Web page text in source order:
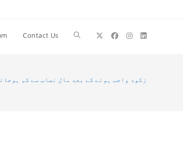
Contact Us Toggle
زکوۃ واجب ہونے کے بعد مال نصاب سے کم